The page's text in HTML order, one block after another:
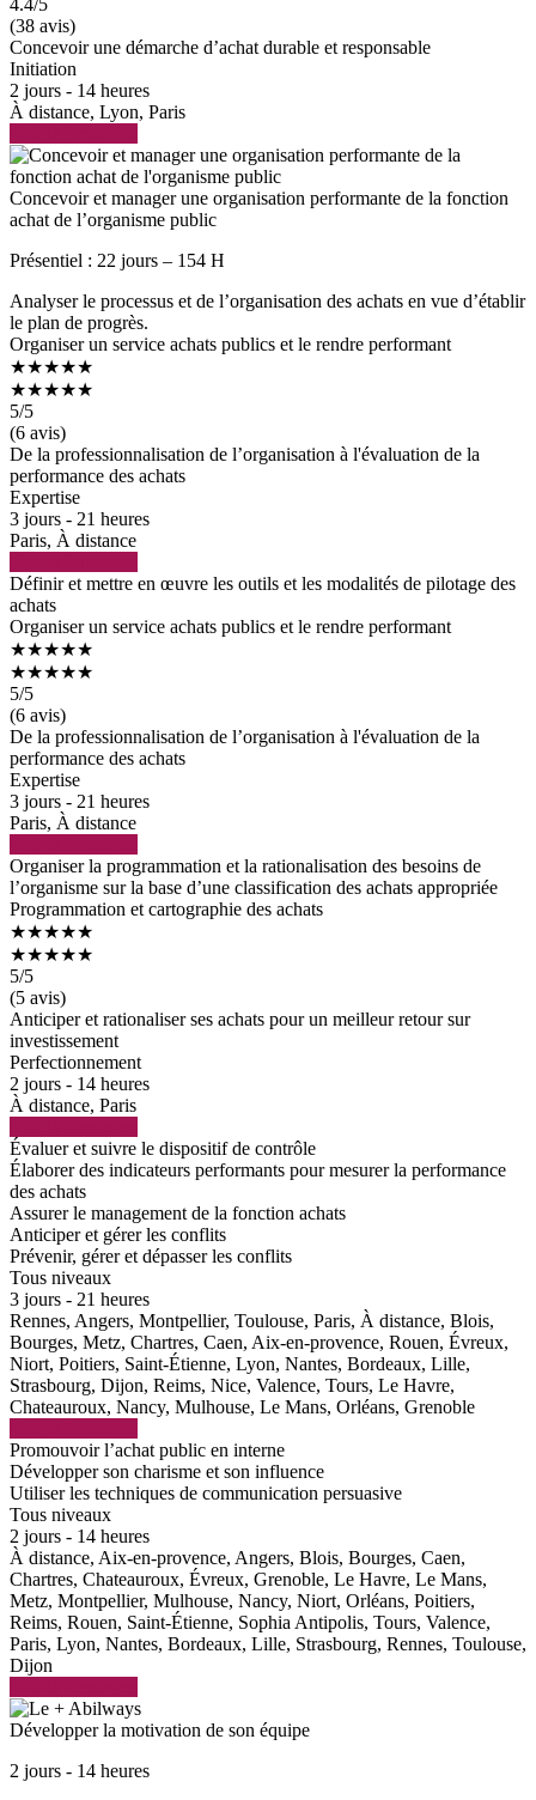
4.4/5
(38 avis)
Concevoir une démarche d’achat durable et responsable
Initiation
2 jours - 14 heures
À distance, Lyon, Paris
Concevoir et manager une organisation performante de la fonction
achat de l’organisme public
Présentiel : 22 jours – 154 H
Analyser le processus et de l’organisation des achats en vue d’établir
le plan de progrès.
Organiser un service achats publics et le rendre performant
★★★★★
★★★★★
5/5
(6 avis)
De la professionnalisation de l’organisation à l'évaluation de la
performance des achats
Expertise
3 jours - 21 heures
Paris, À distance
Définir et mettre en œuvre les outils et les modalités de pilotage des
achats
Organiser un service achats publics et le rendre performant
★★★★★
★★★★★
5/5
(6 avis)
De la professionnalisation de l’organisation à l'évaluation de la
performance des achats
Expertise
3 jours - 21 heures
Paris, À distance
Organiser la programmation et la rationalisation des besoins de
l’organisme sur la base d’une classification des achats appropriée
Programmation et cartographie des achats
★★★★★
★★★★★
5/5
(5 avis)
Anticiper et rationaliser ses achats pour un meilleur retour sur
investissement
Perfectionnement
2 jours - 14 heures
À distance, Paris
Évaluer et suivre le dispositif de contrôle
Élaborer des indicateurs performants pour mesurer la performance
des achats
Assurer le management de la fonction achats
Anticiper et gérer les conflits
Prévenir, gérer et dépasser les conflits
Tous niveaux
3 jours - 21 heures
Rennes, Angers, Montpellier, Toulouse, Paris, À distance, Blois,
Bourges, Metz, Chartres, Caen, Aix-en-provence, Rouen, Évreux,
Niort, Poitiers, Saint-Étienne, Lyon, Nantes, Bordeaux, Lille,
Strasbourg, Dijon, Reims, Nice, Valence, Tours, Le Havre,
Chateauroux, Nancy, Mulhouse, Le Mans, Orléans, Grenoble
Promouvoir l’achat public en interne
Développer son charisme et son influence
Utiliser les techniques de communication persuasive
Tous niveaux
2 jours - 14 heures
À distance, Aix-en-provence, Angers, Blois, Bourges, Caen,
Chartres, Chateauroux, Évreux, Grenoble, Le Havre, Le Mans,
Metz, Montpellier, Mulhouse, Nancy, Niort, Orléans, Poitiers,
Reims, Rouen, Saint-Étienne, Sophia Antipolis, Tours, Valence,
Paris, Lyon, Nantes, Bordeaux, Lille, Strasbourg, Rennes, Toulouse,
Dijon
Développer la motivation de son équipe
2 jours - 14 heures